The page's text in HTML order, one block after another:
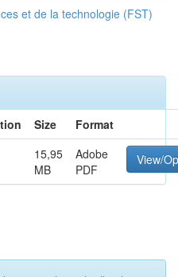
et de la technologie (FST)
Size
Format
15,95
MB
Adobe
PDF
View/